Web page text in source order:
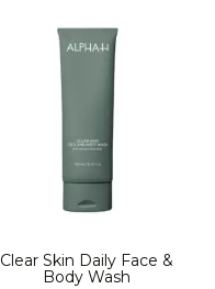
Clear Skin Daily Face &
Body Wash